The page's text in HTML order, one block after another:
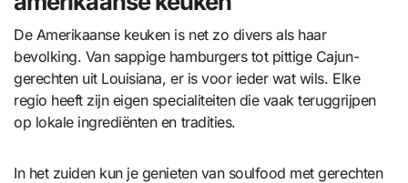
De Amerikaanse keuken is net zo divers als haar
bevolking. Van sappige hamburgers tot pittige Cajun-
gerechten uit Louisiana, er is voor ieder wat wils. Elke
regio heeft zijn eigen specialiteiten die vaak teruggrijpen
op lokale ingrediënten en tradities.
In het zuiden kun je genieten van soulfood met gerechten